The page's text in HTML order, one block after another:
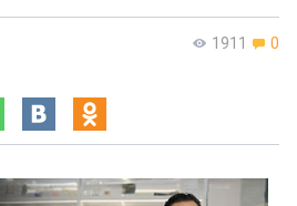
1911 0